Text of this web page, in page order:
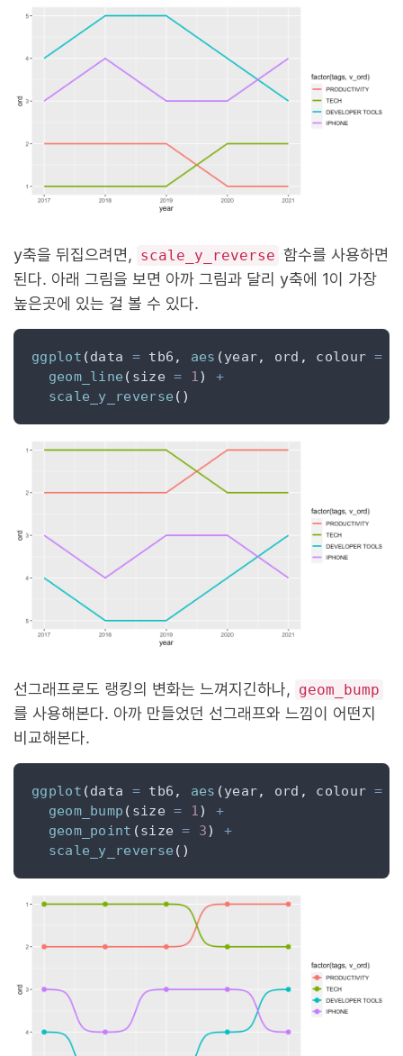
y축을 뒤집으려면, scale_y_reverse 함수를 사용하면
된다. 아래 그림을 보면 아까 그림과 달리 y축에 1이 가장
높은곳에 있는 걸 볼 수 있다.
ggplot (data = tb6 , aes (year, ord , colour =
geom_line ( size = 1)
+
scale_y_reverse ()
선그래프로도 랭킹의 변화는 느껴지긴하나, geom_bump
를 사용해본다. 아까 만들었던 선그래프와 느낌이 어떤지
비교해본다.
ggplot (data = tb6 , aes (year, ord , colour =
geom_bump ( size = 1)
+
geom_point (size = 3)
+
scale_y_reverse ()